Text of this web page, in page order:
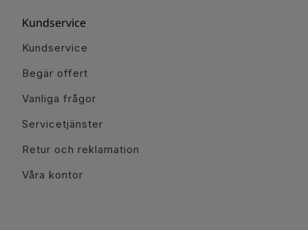
Kundservice
Kundservice
Begär offert
Vanliga frågor
Servicetjänster
Retur och reklamation
Våra kontor